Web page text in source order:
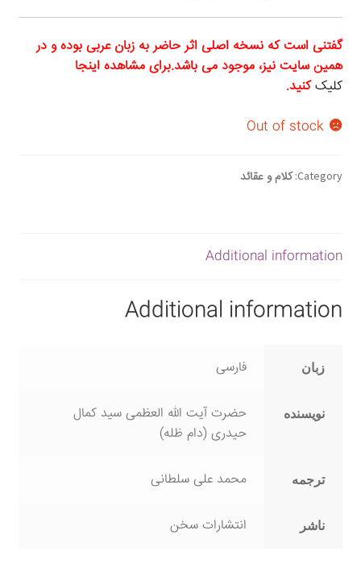
گفتنی است که نسخه اصلی اثر حاضر به زبان عربی بوده و در
همین سایت نیز، موجود می باشد.برای مشاهده اینجا
کلیککنید.
Out of stock
Category: کلام و عقائد
Additional information
Additional information
زبان فارسی
نویسنده
حضرت آیت الله العظمی سید کمال
حیدری (دام ظله)
ترجمه محمد علی سلطانی
ناشر انتشارات سخن